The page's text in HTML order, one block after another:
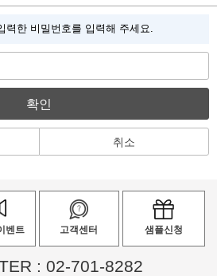
력한 비밀번호를 입력해 주세요.
확인
취소
벤트 고객센터 샘플신청
: 02-701-8282